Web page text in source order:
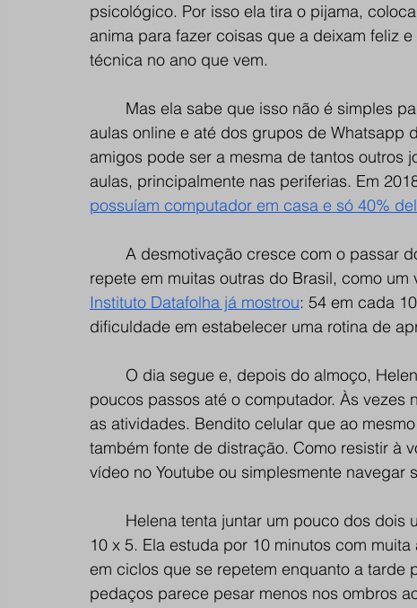
psicológico. Por isso ela tira o pijama,
anima para fazer coisas que a deixam feliz
técnica no ano que vem.
Mas ela sabe que isso não é simples
aulas online e até dos grupos de Whatsapp
amigos pode ser a mesma de tantos outros
aulas, principalmente nas periferias. Em
possuíam computador em casa e só 40%
A desmotivação cresce com o passar
repete em muitas outras do Brasil, como
Instituto Datafolha já mostrou: 54 em cada
dificuldade em estabelecer uma rotina de
O dia segue e, depois do almoço,
poucos passos até o computador. Às vezes
as atividades. Bendito celular que ao
também fonte de distração. Como resistir à
vídeo no Youtube ou simplesmente navegar
Helena tenta juntar um pouco dos dois
10 x 5. Ela estuda por 10 minutos com
em ciclos que se repetem enquanto a
pedaços parece pesar menos nos ombros